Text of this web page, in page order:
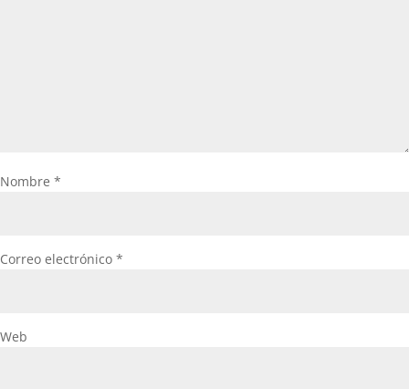
Nombre *
Correo electrónico *
Web